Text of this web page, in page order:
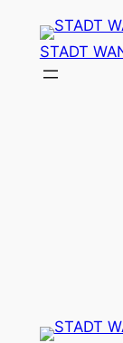
Inhalt
springen
STADT